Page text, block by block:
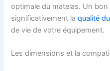
optimale du matelas. Un
significativement laqualité
de vie de votre équipement.
Les dimensions et la